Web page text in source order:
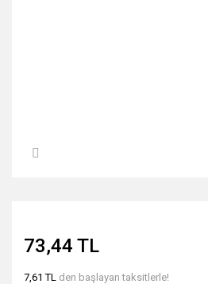
73,44 TL
7,61 TL den başlayan taksitlerle!